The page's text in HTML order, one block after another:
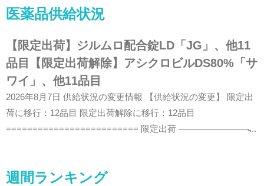
医薬品供給状況
【限定出荷】ジルムロ配合錠LD「JG」、他11
品目【限定出荷解除】アシクロビルDS80%「サ
ワイ」、他11品目
2026年8月7日 供給状況の変更情報 【供給状況の変更】 限定出
荷に移行：12品目 限定出荷解除に移行：12品目
========================= 限定出荷 ————————̵...
週間ランキング